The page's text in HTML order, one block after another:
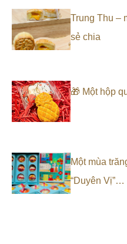
Trung Thu –
sẻ chia
🎁 Một hộp
Một mùa
“Duyên